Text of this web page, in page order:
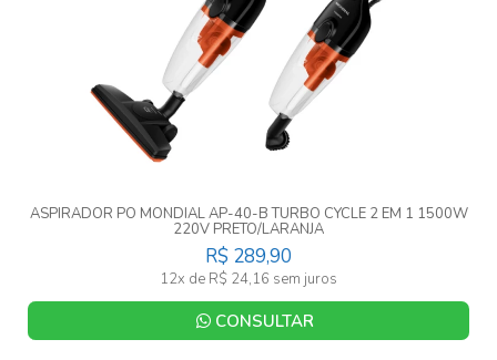
ASPIRADOR PO MONDIAL AP-40-B TURBO CYCLE 2 EM 1 1500W
220V PRETO/LARANJA
R$ 289,90
12x de R$ 24,16 sem juros
CONSULTAR